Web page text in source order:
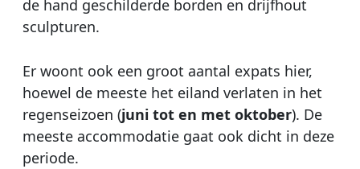
de hand geschilderde borden en drijfhout
sculpturen.
Er woont ook een groot aantal expats hier,
hoewel de meeste het eiland verlaten in het
regenseizoen (juni tot en met oktober). De
meeste accommodatie gaat ook dicht in deze
periode.